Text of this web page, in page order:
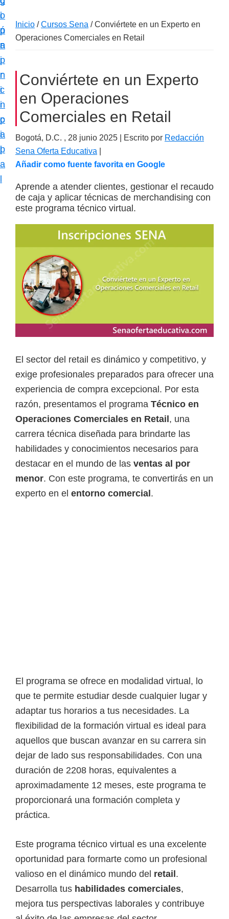
i
ó
n
p
r
i
n
c
i
p
a
o
p
r
i
n
c
i
p
a
l
i
n
a
a
c
n
e
p
e
c
i
a
l
i
c
u
r
s
o
s
v
i
r
t
y
e
c
g
o
Inicio / Cursos Sena /Conviértete en un Experto en
Operaciones Comerciales en Retail
Conviértete en un Experto
en Operaciones
Comerciales en Retail
Bogotá, D.C. , 28 junio 2025 | Escrito por Redacción
Sena Oferta Educativa
Añadir como fuente favorita en Google
Aprende a atender clientes, gestionar el recaudo
de caja y aplicar técnicas de merchandising con
este programa técnico virtual.
El sector del retail es dinámico y competitivo, y
exige profesionales preparados para ofrecer una
experiencia de compra excepcional. Por esta
razón, presentamos el programa Técnico en
Operaciones Comerciales en Retail, una
carrera técnica diseñada para brindarte las
habilidades y conocimientos necesarios para
destacar en el mundo de las ventas al por
menor. Con este programa, te convertirás en un
experto en el entorno comercial.
El programa se ofrece en modalidad virtual, lo
que te permite estudiar desde cualquier lugar y
adaptar tus horarios a tus necesidades. La
flexibilidad de la formación virtual es ideal para
aquellos que buscan avanzar en su carrera sin
dejar de lado sus responsabilidades. Con una
duración de 2208 horas, equivalentes a
aproximadamente 12 meses, este programa te
proporcionará una formación completa y
práctica.
Este programa técnico virtual es una excelente
oportunidad para formarte como un profesional
valioso en el dinámico mundo del retail.
Desarrolla tus habilidades comerciales,
mejora tus perspectivas laborales y contribuye